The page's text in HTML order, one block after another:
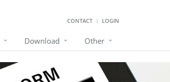
CONTACT LOGIN
Download Other